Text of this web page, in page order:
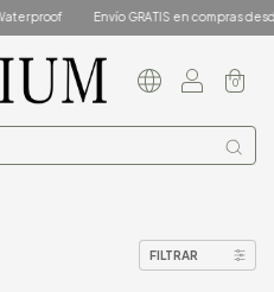
Envío GRATIS en compras desde
0
FILTRAR